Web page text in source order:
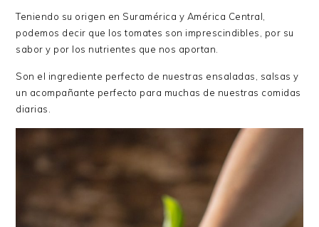
Teniendo su origen en Suramérica y América Central,
podemos decir que los tomates son imprescindibles, por su
sabor y por los nutrientes que nos aportan.
Son el ingrediente perfecto de nuestras ensaladas, salsas y
un acompañante perfecto para muchas de nuestras comidas
diarias.